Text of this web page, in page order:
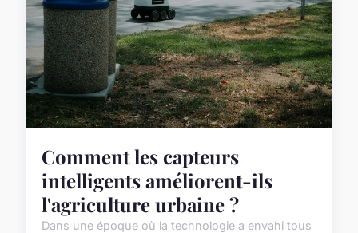
Comment les capteurs
intelligents améliorent-ils
l'agriculture urbaine ?
Dans une époque où la technologie a envahi tous